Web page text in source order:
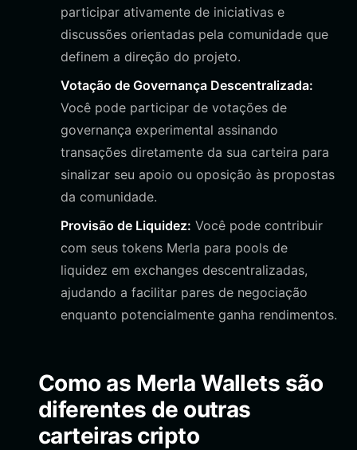
participar ativamente de iniciativas e
discussões orientadas pela comunidade que
definem a direção do projeto.
Votação de Governança Descentralizada:
Você pode participar de votações de
governança experimental assinando
transações diretamente da sua carteira para
sinalizar seu apoio ou oposição às propostas
da comunidade.
Provisão de Liquidez: Você pode contribuir
com seus tokens Merla para pools de
liquidez em exchanges descentralizadas,
ajudando a facilitar pares de negociação
enquanto potencialmente ganha rendimentos.
Como as Merla Wallets são
diferentes de outras
carteiras cripto